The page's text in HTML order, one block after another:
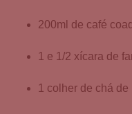
200ml de café
1 e 1/2 xícara de
1 colher de chá